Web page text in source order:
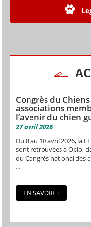
Congrès du Chiens
associations
l’avenir du chien
27 avril 2026
Du 8 au 10 avril 2026, la
sont retrouvées à Opio,
du Congrès national des
...
EN SAVOIR +